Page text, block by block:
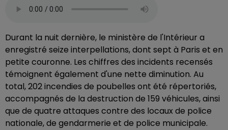
Durant la nuit dernière, le ministère de l'Intérieur a
enregistré seize interpellations, dont sept à Paris et en
petite couronne. Les chiffres des incidents recensés
témoignent également d'une nette diminution. Au
total, 202 incendies de poubelles ont été répertoriés,
accompagnés de la destruction de 159 véhicules, ainsi
que de quatre attaques contre des locaux de police
nationale, de gendarmerie et de police municipale.